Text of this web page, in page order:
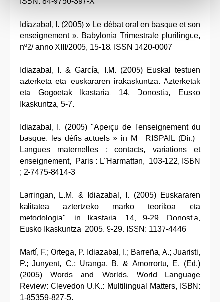
Idiazabal, I. (2005) » Le débat oral en basque et son
enseignement », Babylonia Trimestrale plurilingue,
nº2/ anno XIII/2005, 15-18. ISSN 1420-0007
Idiazabal, I. & García, I.M. (2005) Euskal testuen
azterketa eta euskararen irakaskuntza. Azterketak
eta Gogoetak Ikastaria, 14, Donostia, Eusko
Ikaskuntza, 5-7.
Idiazabal, I. (2005) "Aperçu de l'enseignement du
basque: les défis actuels » in M. RISPAIL (Dir.)
Langues maternelles : contacts, variations et
enseignement, Paris : L¨Harmattan, 103-122, ISBN
; 2-7475-8414-3
Larringan, L.M. & Idiazabal, I. (2005) Euskararen
kalitatea aztertzeko marko teorikoa eta
metodologia", in Ikastaria, 14, 9-29. Donostia,
Eusko Ikaskuntza, 2005. 9-29. ISSN: 1137-4446
Martí, F.; Ortega, P. Idiazabal, I.; Barreña, A.; Juaristi,
P.; Junyent, C.; Uranga, B. & Amorrortu, E. (Ed.)
(2005) Words and Worlds. World Language
Review: Clevedon U.K.: Multilingual Matters, ISBN:
1-85359-827-5.